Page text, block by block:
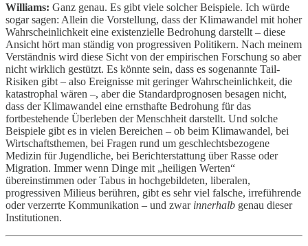
Williams: Ganz genau. Es gibt viele solcher Beispiele. Ich würde
sogar sagen: Allein die Vorstellung, dass der Klimawandel mit hoher
Wahrscheinlichkeit eine existenzielle Bedrohung darstellt – diese
Ansicht hört man ständig von progressiven Politikern. Nach meinem
Verständnis wird diese Sicht von der empirischen Forschung so aber
nicht wirklich gestützt. Es könnte sein, dass es sogenannte Tail-
Risiken gibt – also Ereignisse mit geringer Wahrscheinlichkeit, die
katastrophal wären –, aber die Standardprognosen besagen nicht,
dass der Klimawandel eine ernsthafte Bedrohung für das
fortbestehende Überleben der Menschheit darstellt. Und solche
Beispiele gibt es in vielen Bereichen – ob beim Klimawandel, bei
Wirtschaftsthemen, bei Fragen rund um geschlechtsbezogene
Medizin für Jugendliche, bei Berichterstattung über Rasse oder
Migration. Immer wenn Dinge mit „heiligen Werten“
übereinstimmen oder Tabus in hochgebildeten, liberalen,
progressiven Milieus berühren, gibt es sehr viel falsche, irreführende
oder verzerrte Kommunikation – und zwar innerhalb genau dieser
Institutionen.